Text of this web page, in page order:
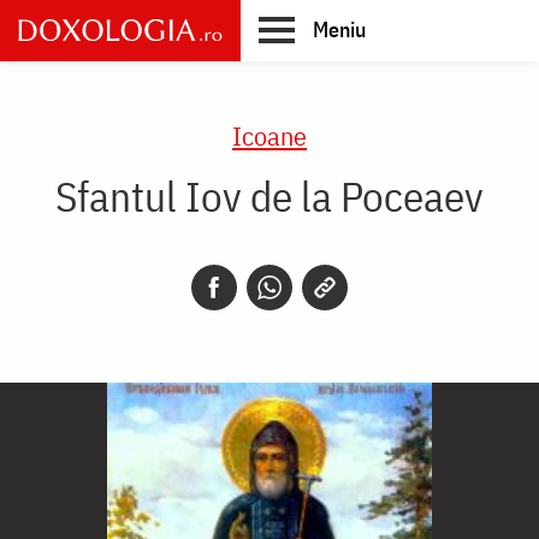
Skip
to
main
Meniu
Icoane
Sfantul Iov de la Poceaev